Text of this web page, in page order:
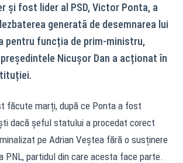
și fost lider al PSD, Victor Ponta, a
generată de desemnarea lui
pentru funcția de prim-ministru,
Nicușor Dan a acționat în
făcute marți, după ce Ponta a fost
dacă șeful statului a procedat corect
pe Adrian Veștea fără o susținere
PNL, partidul din care acesta face parte.